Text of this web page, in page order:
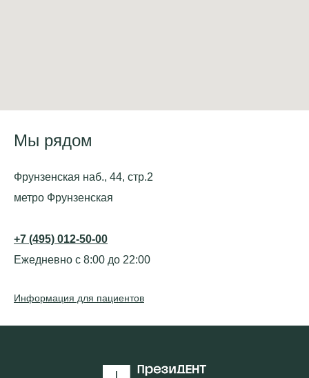
Мы рядом
Фрунзенская наб., 44, стр.2
метро Фрунзенская
+7 (495) 012-50-00
Ежедневно с 8:00 до 22:00
Информация для пациентов